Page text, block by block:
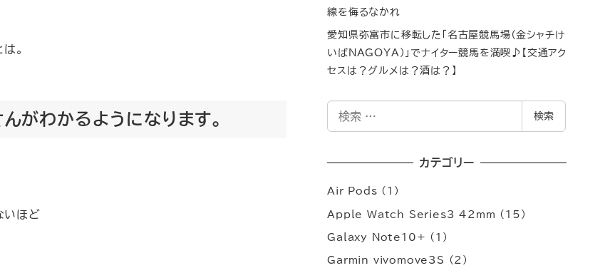
。
がわかるようになります。
いほど
線を侮るなかれ
愛知県弥富市に移転した「名古屋競馬場（金シャチけ
いばNAGOYA）」でナイター競馬を満喫♪【交通アク
セスは？グルメは？酒は？】
検索
カテゴリー
Air Pods (1)
Apple Watch Series3 42mm (15)
Galaxy Note10+ (1)
Garmin vivomove3S (2)